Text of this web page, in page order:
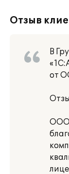
Отзыв
В
от
ООО